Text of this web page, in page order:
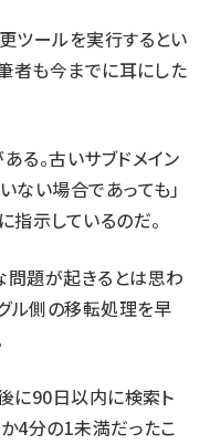
ツールを実行するとい
者も今までに耳にした
る。古いサブドメイン
ない場合であっても」
指示しているのだ。
問題が起きるとは思わ
グル側の移転処理を早
に90日以内に検索ト
4分の1未満だったこ